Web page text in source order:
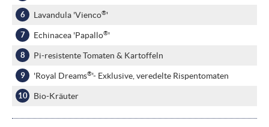
Lavandula 'Vienco®'
Echinacea 'Papallo®'
Pi-resistente Tomaten & Kartoffeln
'Royal Dreams®'- Exklusive, veredelte Rispentomaten
Bio-Kräuter